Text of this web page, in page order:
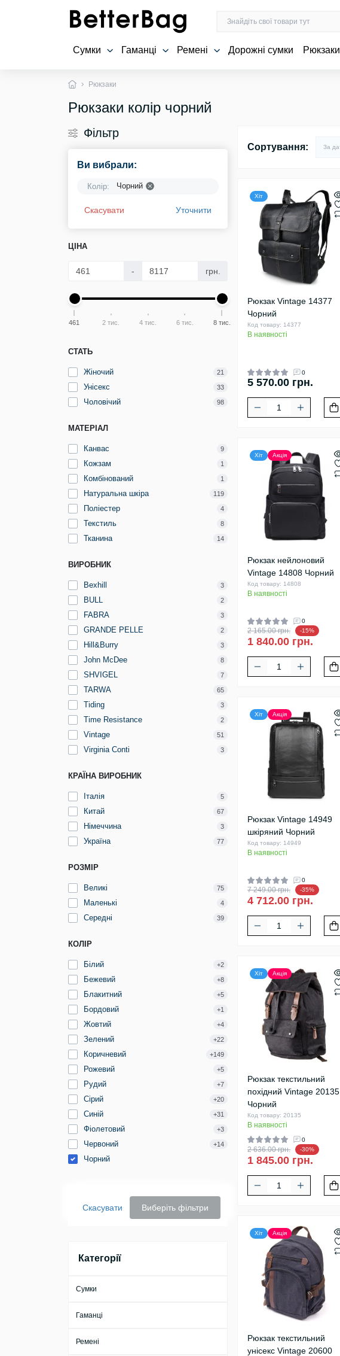
Сумки Гаманці Ремені Дорожні сумки Рюкзаки
Рюкзаки
Рюкзаки колір чорний
Фільтр
Ви вибрали:
Колір: Чорний
Скасувати Уточнити
ЦІНА
- грн.
461 2 тис. 4 тис. 6 тис. 8 тис.
СТАТЬ
Жіночий 21
Унісекс 33
Чоловічий 98
МАТЕРІАЛ
Канвас 9
Кожзам 1
Комбінований 1
Натуральна шкіра 119
Поліестер 4
Текстиль 8
Тканина 14
ВИРОБНИК
Bexhill 3
BULL 2
FABRA 3
GRANDE PELLE 2
Hill&Burry 3
John McDee 8
SHVIGEL 7
TARWA 65
Tiding 3
Time Resistance 2
Vintage 51
Virginia Conti 3
КРАЇНА ВИРОБНИК
Італія 5
Китай 67
Німеччина 3
Україна 77
РОЗМІР
Великі 75
Маленькі 4
Середні 39
КОЛІР
Білий +2
Бежевий +8
Блакитний +5
Бордовий +1
Жовтий +4
Зелений +22
Коричневий +149
Рожевий +5
Рудий +7
Сірий +20
Синій +31
Фіолетовий +3
Червоний +14
Чорний
Скасувати Виберіть фільтри
Категорії
Сумки
Гаманці
Ремені
Сортування:
Хіт
Рюкзак Vintage 14377
Чорний
Код товару: 14377
В наявності
0
5 570.00 грн.
Хіт Акція
Рюкзак нейлоновий
Vintage 14808 Чорний
Код товару: 14808
В наявності
0
2 165.00 грн. -15%
1 840.00 грн.
Хіт Акція
Рюкзак Vintage 14949
шкіряний Чорний
Код товару: 14949
В наявності
0
7 249.00 грн. -35%
4 712.00 грн.
Хіт Акція
Рюкзак текстильний
похідний Vintage 20135
Чорний
Код товару: 20135
В наявності
0
2 636.00 грн. -30%
1 845.00 грн.
Хіт Акція
Рюкзак текстильний
унісекс Vintage 20600